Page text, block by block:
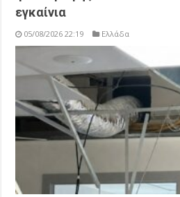
εγκαίνια
05/08/2026 22:19 Ελλάδα